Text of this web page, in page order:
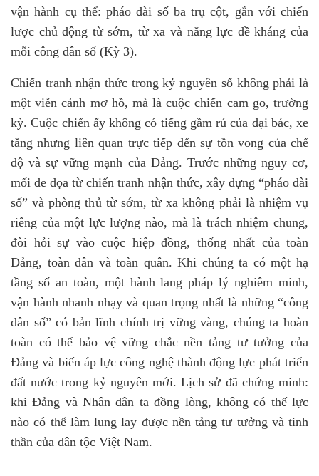
vận hành cụ thể: pháo đài số ba trụ cột, gắn với chiến
lược chủ động từ sớm, từ xa và năng lực đề kháng của
mỗi công dân số (Kỳ 3).
Chiến tranh nhận thức trong kỷ nguyên số không phải là
một viễn cảnh mơ hồ, mà là cuộc chiến cam go, trường
kỳ. Cuộc chiến ấy không có tiếng gầm rú của đại bác, xe
tăngnhưng liên quan trực tiếp đến sự tồn vong của chế
độ và sự vững mạnh của Đảng. Trước những nguy cơ,
mối đe dọa từ chiến tranh nhận thức, xây dựng “pháo đài
số” và phòng thủ từ sớm, từ xa không phải là nhiệm vụ
riêng của một lực lượng nào, mà là trách nhiệm chung,
đòi hỏi sự vào cuộc hiệp đồng, thống nhất của toàn
Đảng, toàn dân và toàn quân. Khi chúng ta có một hạ
tầng số an toàn, một hành lang pháp lý nghiêm minh,
vận hành nhanh nhạy và quan trọng nhất là những “công
dân số” có bản lĩnh chính trị vững vàng, chúng ta hoàn
toàn có thể bảo vệ vững chắc nền tảng tư tưởng của
Đảng và biến áp lực công nghệ thành động lực phát triển
đất nước trong kỷ nguyên mới. Lịch sử đã chứng minh:
khi Đảng và Nhân dân ta đồng lòng, không có thế lực
nào có thể làm lung lay được nền tảng tư tưởng và tinh
thần của dân tộc Việt Nam.